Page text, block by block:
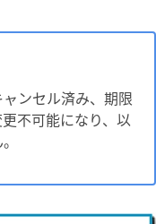
ンセル済み、期限
不可能になり、以